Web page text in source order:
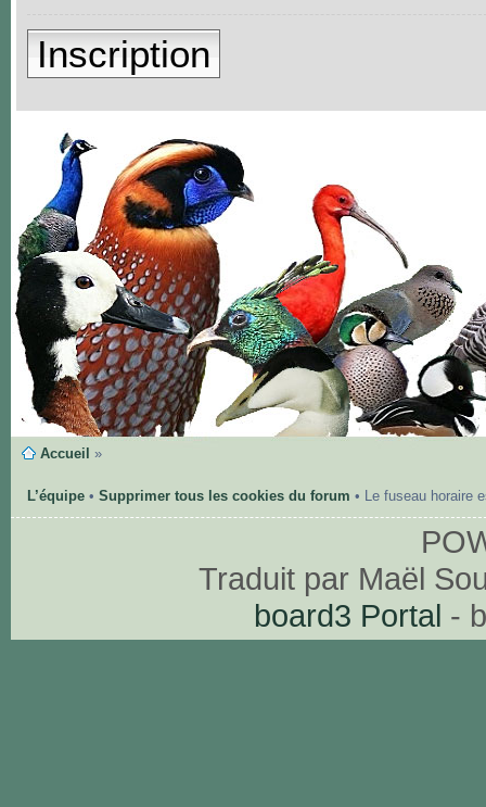
Inscription
Accueil »
L’équipe• Supprimer tous les cookies du forum • Le fuseau horaire
Traduit par Maël
board3 Portal -